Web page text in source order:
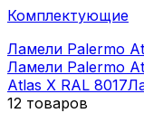
Комплектующие
Ламели Palermo
Ламели Palermo
Atlas X RAL 8017
12 товаров